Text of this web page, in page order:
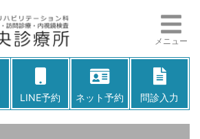
メニュー
LINE予約 ネット予約 問診入力